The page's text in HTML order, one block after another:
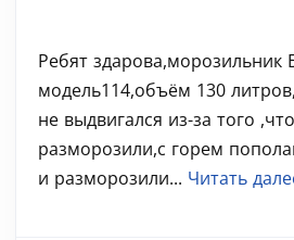
Ребят здарова,морозильник
модель114,объём 130
не выдвигался из-за того
разморозили,с горем
и разморозили... Читать